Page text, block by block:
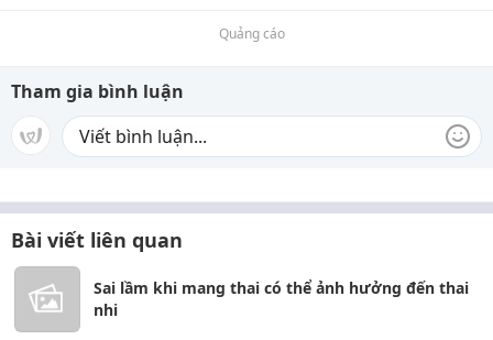
Quảng cáo
Tham gia bình luận
Bài viết liên quan
Sai lầm khi mang thai có thể ảnh hưởng đến thai
nhi